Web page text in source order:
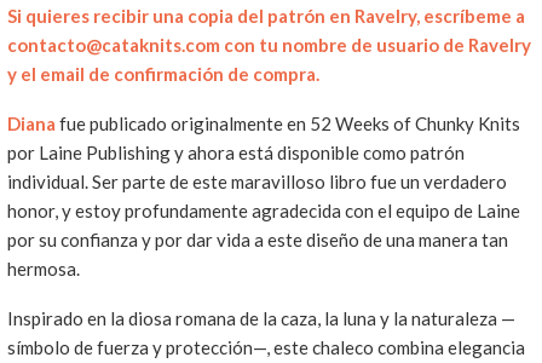
Si quieres recibir una copia del patrón en Ravelry, escríbeme a
contacto@cataknits.com con tu nombre de usuario de Ravelry
y el email de confirmación de compra.
Diana fue publicado originalmente en 52 Weeks of Chunky Knits
por Laine Publishing y ahora está disponible como patrón
individual. Ser parte de este maravilloso libro fue un verdadero
honor, y estoy profundamente agradecida con el equipo de Laine
por su confianza y por dar vida a este diseño de una manera tan
hermosa.
Inspirado en la diosa romana de la caza, la luna y la naturaleza —
símbolo de fuerza y protección—, este chaleco combina elegancia